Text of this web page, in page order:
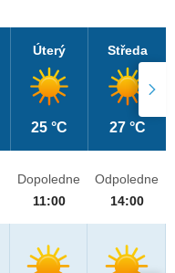
Úterý
25 °C
Středa
27 °C
Dopoledne
11:00
Odpoledne
14:00